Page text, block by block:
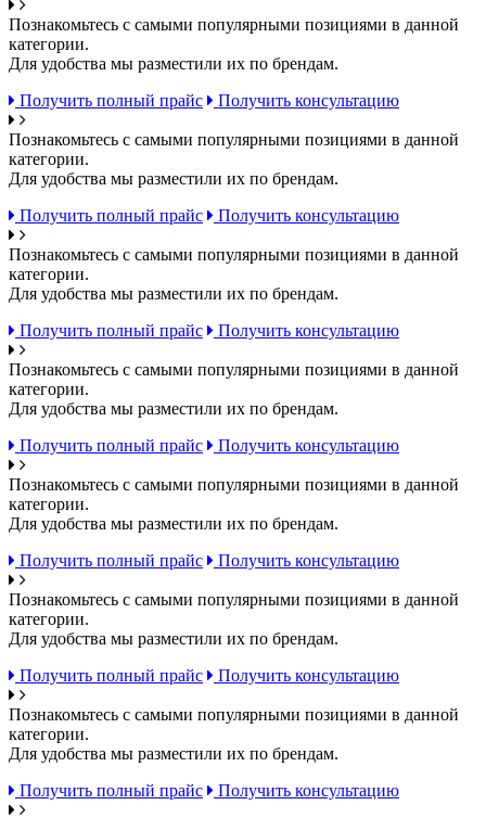
Познакомьтесь с самыми популярными позициями в данной
категории.
Для удобства мы разместили их по брендам.
Получить полный прайс
Получить консультацию
Познакомьтесь с самыми популярными позициями в данной
категории.
Для удобства мы разместили их по брендам.
Получить полный прайс
Получить консультацию
Познакомьтесь с самыми популярными позициями в данной
категории.
Для удобства мы разместили их по брендам.
Получить полный прайс
Получить консультацию
Познакомьтесь с самыми популярными позициями в данной
категории.
Для удобства мы разместили их по брендам.
Получить полный прайс
Получить консультацию
Познакомьтесь с самыми популярными позициями в данной
категории.
Для удобства мы разместили их по брендам.
Получить полный прайс
Получить консультацию
Познакомьтесь с самыми популярными позициями в данной
категории.
Для удобства мы разместили их по брендам.
Получить полный прайс
Получить консультацию
Познакомьтесь с самыми популярными позициями в данной
категории.
Для удобства мы разместили их по брендам.
Получить полный прайс
Получить консультацию